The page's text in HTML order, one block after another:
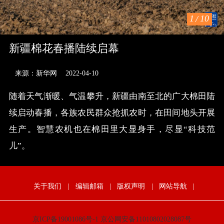
1 /10
新疆棉花春播陆续启幕
来源：新华网 2022-04-10
随着天气渐暖、气温攀升，新疆由南至北的广大棉田陆
续启动春播，各族农民群众抢抓农时，在田间地头开展
生产。智慧农机也在棉田里大显身手，尽显“科技范
儿”。
关于我们 | 编辑邮箱 | 版权声明 | 网站导航 |
京ICP备19001086号-1 京公网安备11010802028087号